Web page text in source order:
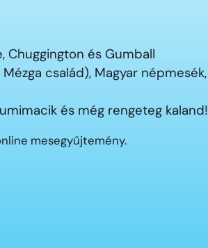
Chuggington és Gumball
család), Magyar
és még rengeteg kaland!
mesegyűjtemény.